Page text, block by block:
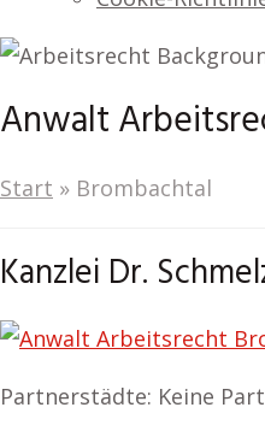
Anwalt
Start » Brombachtal
Kanzlei Dr.
Partnerstädte: Keine